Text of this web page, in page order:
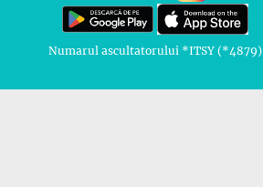
Numarul ascultatorului *ITSY (*4879)